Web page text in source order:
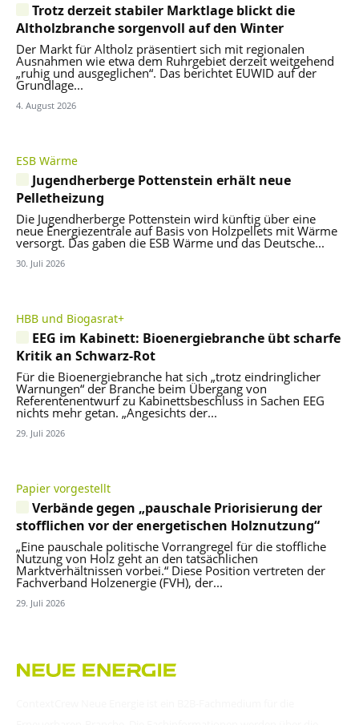
Trotz derzeit stabiler Marktlage blickt die
Altholzbranche sorgenvoll auf den Winter
Der Markt für Altholz präsentiert sich mit regionalen
Ausnahmen wie etwa dem Ruhrgebiet derzeit weitgehend
„ruhig und ausgeglichen“. Das berichtet EUWID auf der
Grundlage...
4. August 2026
ESB Wärme
Jugendherberge Pottenstein erhält neue
Pelletheizung
Die Jugendherberge Pottenstein wird künftig über eine
neue Energiezentrale auf Basis von Holzpellets mit Wärme
versorgt. Das gaben die ESB Wärme und das Deutsche...
30. Juli 2026
HBB und Biogasrat+
EEG im Kabinett: Bioenergiebranche übt scharfe
Kritik an Schwarz-Rot
Für die Bioenergiebranche hat sich „trotz eindringlicher
Warnungen“ der Branche beim Übergang von
Referentenentwurf zu Kabinettsbeschluss in Sachen EEG
nichts mehr getan. „Angesichts der...
29. Juli 2026
Papier vorgestellt
Verbände gegen „pauschale Priorisierung der
stofflichen vor der energetischen Holznutzung“
„Eine pauschale politische Vorrangregel für die stoffliche
Nutzung von Holz geht an den tatsächlichen
Marktverhältnissen vorbei.“ Diese Position vertreten der
Fachverband Holzenergie (FVH), der...
29. Juli 2026